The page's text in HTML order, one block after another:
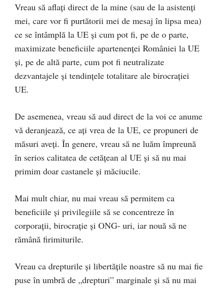
Vreau să aflați direct de la mine (sau de la asistenți
mei, care vor fi purtătorii mei de mesaj în lipsa mea)
ce se întâmplă la UE și cum pot fi, pe de o parte,
maximizate beneficiile apartenenței României la UE
și, pe de altă parte, cum pot fi neutralizate
dezvantajele și tendințele totalitare ale birocrației
UE.
De asemenea, vreau să aud direct de la voi ce anume
vă deranjează, ce ați vrea de la UE, ce propuneri de
măsuri aveți. În genere, vreau să ne luăm împreună
în serios calitatea de cetățean al UE și să nu mai
primim doar castanele și măciucile.
Mai mult chiar, nu mai vreau să permitem ca
beneficiile și privilegiile să se concentreze în
corporații, birocrație și ONG- uri, iar nouă să ne
rămână firimiturile.
Vreau ca drepturile și libertățile noastre să nu mai fie
puse în umbră de „drepturi” marginale și să nu mai